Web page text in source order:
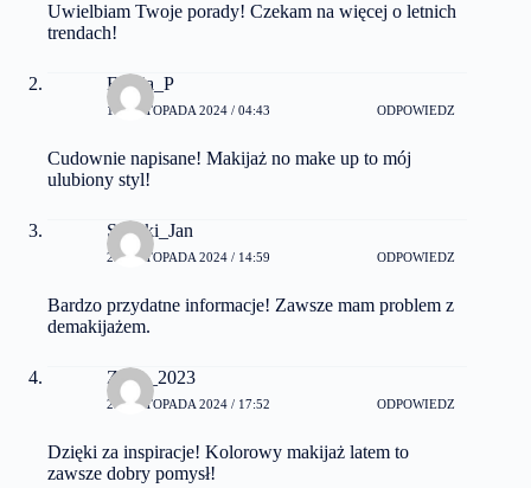
Uwielbiam Twoje porady! Czekam na więcej o letnich
trendach!
Fruzia_P
16 LISTOPADA 2024 / 04:43 ODPOWIEDZ
Cudownie napisane! Makijaż no make up to mój
ulubiony styl!
Szybki_Jan
23 LISTOPADA 2024 / 14:59 ODPOWIEDZ
Bardzo przydatne informacje! Zawsze mam problem z
demakijażem.
Zosia_2023
23 LISTOPADA 2024 / 17:52 ODPOWIEDZ
Dzięki za inspiracje! Kolorowy makijaż latem to
zawsze dobry pomysł!